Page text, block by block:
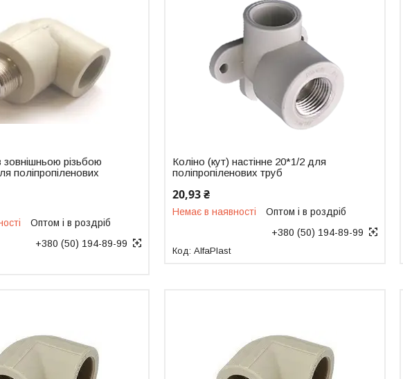
зовнішньою різьбою
поліпропіленових
Оптом і в роздріб
+380 (50) 194-89-99
Коліно (кут) настінне 20*1/2 для
поліпропіленових труб
20,93 ₴
Немає в наявності
Оптом і в роздріб
+380 (50) 194-89-99
AlfaPlast